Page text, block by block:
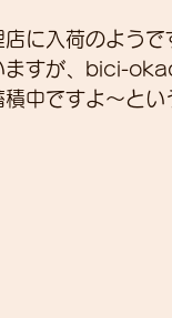
に入荷のようで
ますが、bici-
中ですよ～とい